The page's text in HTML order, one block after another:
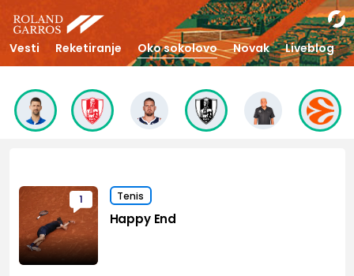
Vesti Reketiranje Oko sokolovo Novak Liveblog
1 Tenis
Happy End